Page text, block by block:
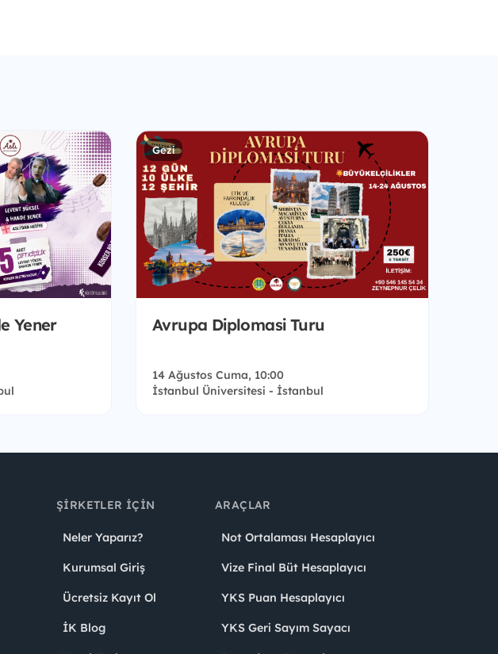
Yener
Gezi
Avrupa Diplomasi Turu
14 Ağustos Cuma, 10:00
İstanbul Üniversitesi - İstanbul
ŞIRKETLER İÇIN
Neler Yaparız?
Kurumsal Giriş
Ücretsiz Kayıt Ol
İK Blog
ARAÇLAR
Not Ortalaması Hesaplayıcı
Vize Final Büt Hesaplayıcı
YKS Puan Hesaplayıcı
YKS Geri Sayım Sayacı